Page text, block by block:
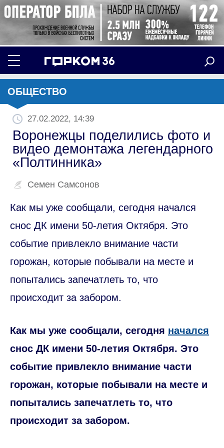
ОБЩЕСТВО
27.02.2022, 14:39
Воронежцы поделились фото и
видео демонтажа легендарного
«Полтинника»
Семен Самсонов
Как мы уже сообщали, сегодня начался
снос ДК имени 50-летия Октября. Это
событие привлекло внимание части
горожан, которые побывали на месте и
попытались запечатлеть то, что
происходит за забором.
Как мы уже сообщали, сегодня начался
снос ДК имени 50-летия Октября. Это
событие привлекло внимание части
горожан, которые побывали на месте и
попытались запечатлеть то, что
происходит за забором.